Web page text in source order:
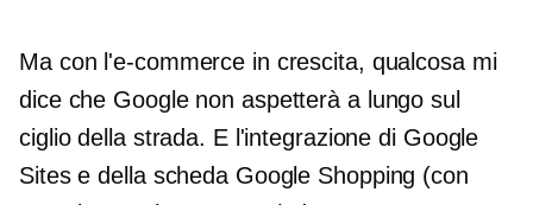
Ma con l'e-commerce in crescita, qualcosa mi
dice che Google non aspetterà a lungo sul
ciglio della strada. E l'integrazione di Google
Sites e della scheda Google Shopping (con